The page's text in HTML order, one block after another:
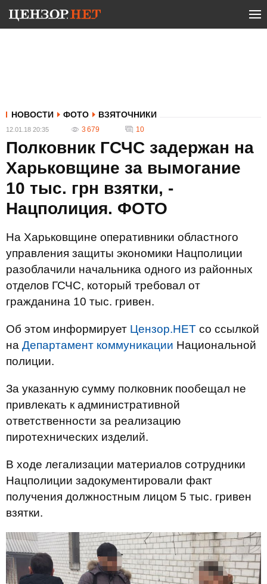
НОВОСТИ ФОТО ВЗЯТОЧНИКИ
12.01.18 20:35 3 679 10
Полковник ГСЧС задержан на
Харьковщине за вымогание
10 тыс. грн взятки, -
Нацполиция. ФОТО
На Харьковщине оперативники областного
управления защиты экономики Нацполиции
разоблачили начальника одного из районных
отделов ГСЧС, который требовал от
гражданина 10 тыс. гривен.
Об этом информирует Цензор.НЕТ со ссылкой
на Департамент коммуникации Национальной
полиции.
За указанную сумму полковник пообещал не
привлекать к административной
ответственности за реализацию
пиротехнических изделий.
В ходе легализации материалов сотрудники
Нацполиции задокументировали факт
получения должностным лицом 5 тыс. гривен
взятки.